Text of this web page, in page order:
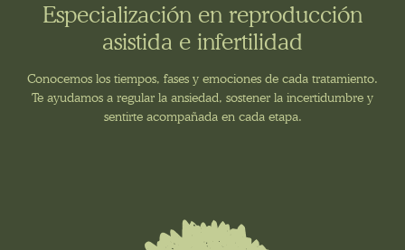
Especialización en reproducción
asistida e infertilidad
Conocemos los tiempos, fases y emociones de cada tratamiento.
Te ayudamos a regular la ansiedad, sostener la incertidumbre y
sentirte acompañada en cada etapa.